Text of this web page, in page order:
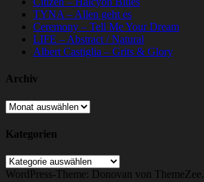
TYNA – Allen geht es
Ceremony – Tell Me Your Dream
LIFE – Abstract / Natural
Albert Castiglia – Grits & Glory
Archiv
Archiv
Kategorien
Kategorien
WordPress-Theme: Donovan von ThemeZee.